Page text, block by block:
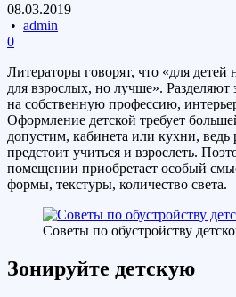
08.03.2019
• admin
0
Литераторы говорят, что «для детей
для взрослых, но лучше». Разделяют
на собственную профессию,
Оформление детской требует
допустим, кабинета или кухни, ведь
предстоит учиться и взрослеть.
помещении приобретает особый
формы, текстуры, количество света.
Советы по обустройству
Зонируйте детскую